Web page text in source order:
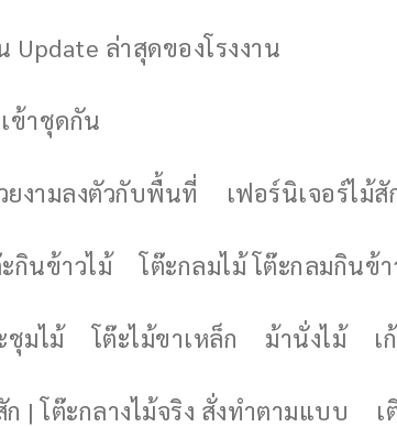
Update ล่าสุดของโรงงาน
ข้าชุดกัน
ยงามลงตัวกับพื้นที่ เฟอร์นิเจอร์ไม้สั
กินข้าวไม้ โต๊ะกลมไม้ โต๊ะกลมกินข้า
ชุมไม้ โต๊ะไม้ขาเหล็ก ม้านั่งไม้ เ
ก | โต๊ะกลางไม้จริง สั่งทำตามแบบ เ